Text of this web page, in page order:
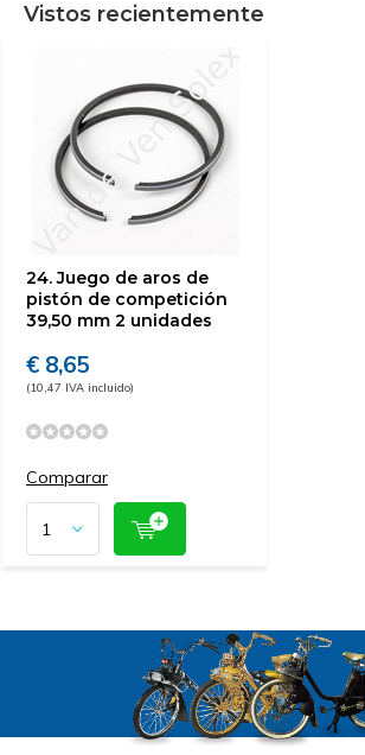
Vistos recientemente
24. Juego de aros de
pistón de competición
39,50 mm 2 unidades
€ 8,65
(10,47 IVA incluido)
Comparar